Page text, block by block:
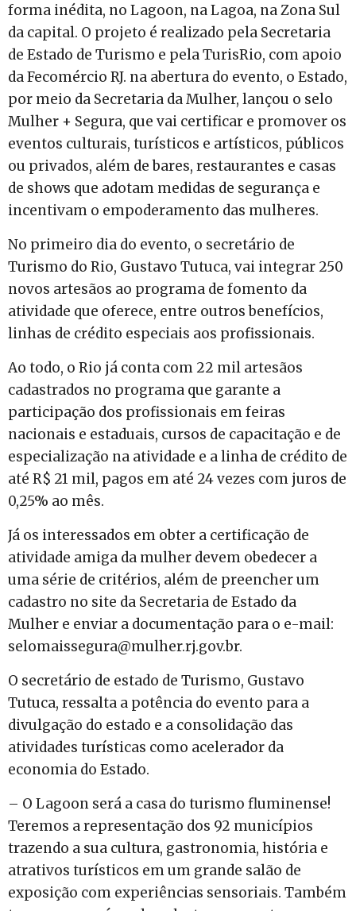
forma inédita, no Lagoon, na Lagoa, na Zona Sul
da capital. O projeto é realizado pela Secretaria
de Estado de Turismo e pela TurisRio, com apoio
da Fecomércio RJ. na abertura do evento, o Estado,
por meio da Secretaria da Mulher, lançou o selo
Mulher + Segura, que vai certificar e promover os
eventos culturais, turísticos e artísticos, públicos
ou privados, além de bares, restaurantes e casas
de shows que adotam medidas de segurança e
incentivam o empoderamento das mulheres.
No primeiro dia do evento, o secretário de
Turismo do Rio, Gustavo Tutuca, vai integrar 250
novos artesãos ao programa de fomento da
atividade que oferece, entre outros benefícios,
linhas de crédito especiais aos profissionais.
Ao todo, o Rio já conta com 22 mil artesãos
cadastrados no programa que garante a
participação dos profissionais em feiras
nacionais e estaduais, cursos de capacitação e de
especialização na atividade e a linha de crédito de
até R$ 21 mil, pagos em até 24 vezes com juros de
0,25% ao mês.
Já os interessados em obter a certificação de
atividade amiga da mulher devem obedecer a
uma série de critérios, além de preencher um
cadastro no site da Secretaria de Estado da
Mulher e enviar a documentação para o e-mail:
selomaissegura@mulher.rj.gov.br.
O secretário de estado de Turismo, Gustavo
Tutuca, ressalta a potência do evento para a
divulgação do estado e a consolidação das
atividades turísticas como acelerador da
economia do Estado.
– O Lagoon será a casa do turismo fluminense!
Teremos a representação dos 92 municípios
trazendo a sua cultura, gastronomia, história e
atrativos turísticos em um grande salão de
exposição com experiências sensoriais. Também